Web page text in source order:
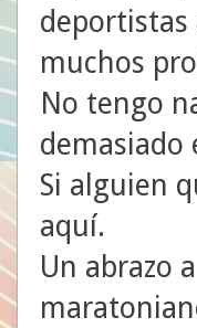
muchos
No tengo
demasiado
Si alguien
aquí.
Un abrazo